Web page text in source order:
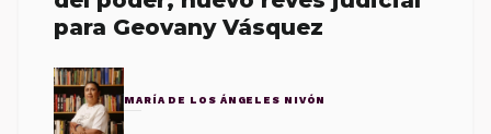
para Geovany Vásquez
MARÍA DE LOS ÁNGELES NIVÓN